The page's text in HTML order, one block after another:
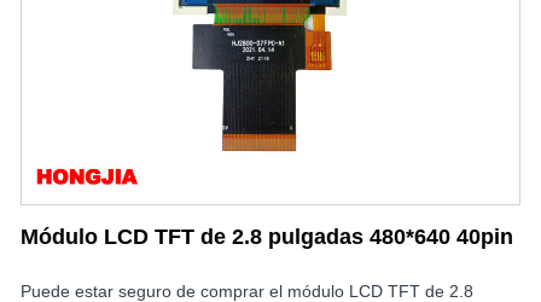
Módulo LCD TFT de 2.8 pulgadas 480*640 40pin
Puede estar seguro de comprar el módulo LCD TFT de 2.8